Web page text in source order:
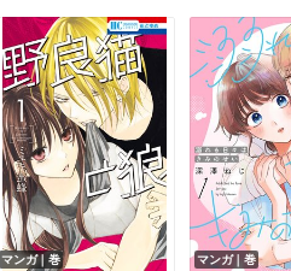
マンガ｜巻 マンガ｜巻